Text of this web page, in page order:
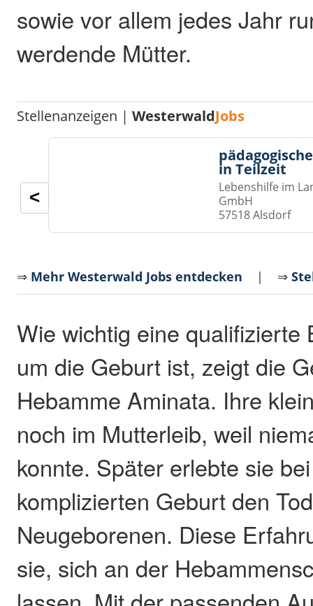
sowie vor allem jedes Jahr
werdende Mütter.
Stellenanzeigen |WesterwaldJobs
in Teilzeit
Lebenshilfe im
GmbH
57518 Alsdorf
<
⇒ Mehr Westerwald Jobs entdecken | ⇒
Wie wichtig eine qualifizierte
um die Geburt ist, zeigt die
Hebamme Aminata. Ihre
noch im Mutterleib, weil
konnte. Später erlebte sie
komplizierten Geburt den
Neugeborenen. Diese
sie, sich an der